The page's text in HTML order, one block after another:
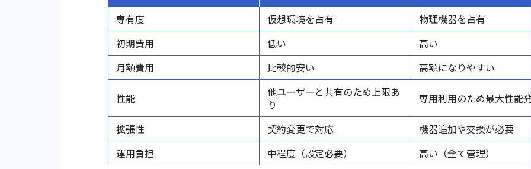
専有度
仮想環境を占有
物理機器を占有
初期費用
低い
高い
月額費用
比較的安い 高額になりやすい
性能
他ユーザーと共有のため上限あ
り
専用利用のため最大性能
拡張性 契約変更で対応
機器追加や交換が必要
運用負担
中程度（設定必要） 高い（全て管理）